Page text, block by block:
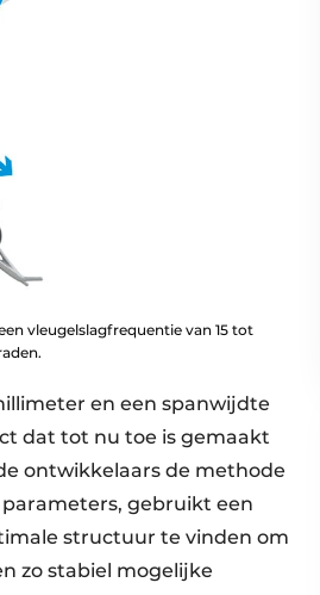
vleugelslagfrequentie van 15 tot
en een spanwijdte
dat tot nu toe is gemaakt
ontwikkelaars de methode
gebruikt een
structuur te vinden om
zo stabiel mogelijke